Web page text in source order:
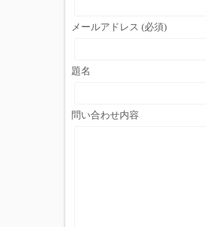
メールアドレス (必須)
題名
問い合わせ内容